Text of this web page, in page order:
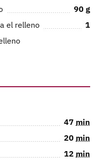
90 g
el relleno
1
47 min
20 min
12 min